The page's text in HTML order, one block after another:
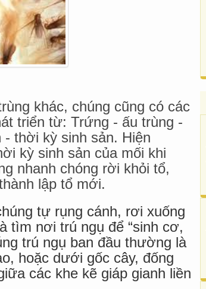
khác, chúng cũng có các
triển từ: Trứng - ấu trùng -
thời kỳ sinh sản. Hiện
kỳ sinh sản của mối khi
nhanh chóng rời khỏi tổ,
lập tổ mới.
tự rụng cánh, rơi xuống
tìm nơi trú ngụ để “sinh cơ,
trú ngụ ban đầu thường là
hoặc dưới gốc cây, đống
các khe kẽ giáp gianh liền